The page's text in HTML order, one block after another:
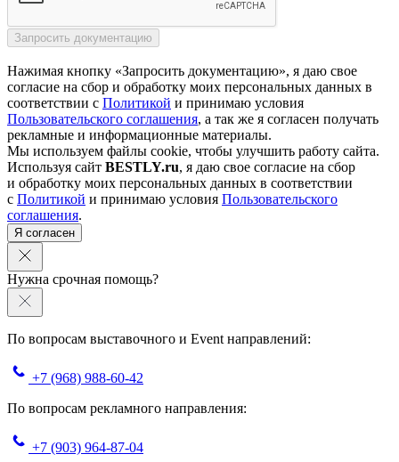
Нажимая кнопку «Запросить документацию», я даю свое
согласие на сбор и обработку моих персональных данных в
соответствии с Политикой и принимаю условия
Пользовательского соглашения, а так же я согласен получать
рекламные и информационные материалы.
Мы используем файлы cookie, чтобы улучшить работу сайта.
Используя сайт BESTLY.ru, я даю свое согласие на сбор
и обработку моих персональных данных в соответствии
с Политикой и принимаю условия Пользовательского
соглашения.
Я согласен
Нужна срочная помощь?
По вопросам выставочного и Event направлений:
+7 (968) 988-60-42
По вопросам рекламного направления:
+7 (903) 964-87-04